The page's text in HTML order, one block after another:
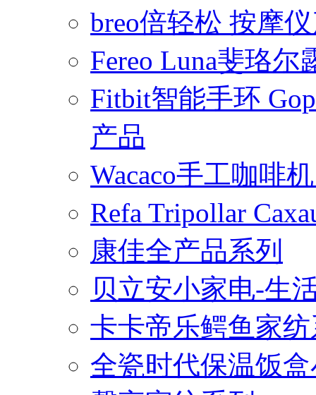
breo倍轻松 按摩
Fereo Luna斐珞
Fitbit智能手环
产品
Wacaco手工咖啡
Refa Tripollar
康佳全产品系列
贝立安小家电-生
卡卡帝乐鳄鱼家
全瓷时代保温饭